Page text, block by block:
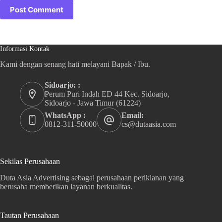
Post Comment
Informasi Kontak
Kami dengan senang hati melayani Bapak / Ibu.
Sidoarjo: :
Perum Puri Indah ED 44 Kec. Sidoarjo,
Sidoarjo - Jawa Timur (61224)
WhatsApp :
0812-311-50000
Email:
cs@dutaasia.com
Sekilas Perusahaan
Duta Asia Advertising sebagai perusahaan periklanan yang
berusaha memberikan layanan berkualitas.
Tautan Perusahaan